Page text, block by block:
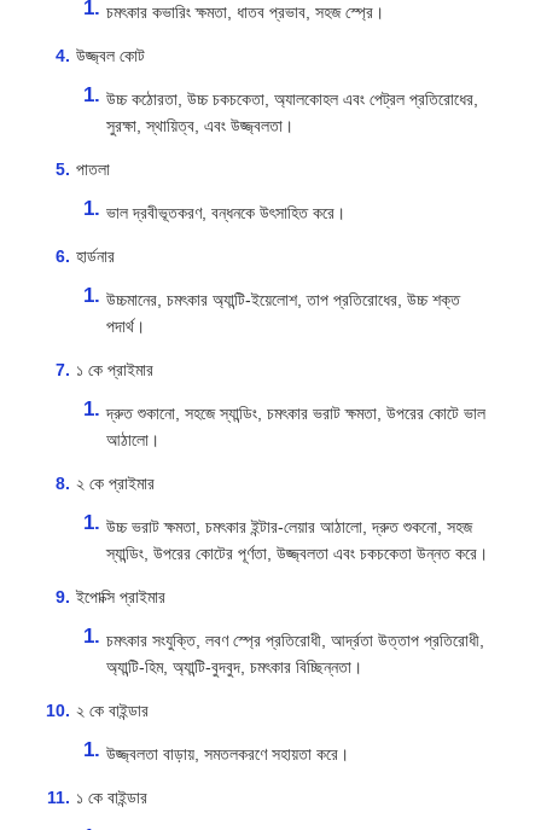
চমৎকার কভারিং ক্ষমতা, ধাতব প্রভাব, সহজ স্প্রে।
উজ্জ্বল কোট
উচ্চ কঠোরতা, উচ্চ চকচকেতা, অ্যালকোহল এবং পেট্রল প্রতিরোধের,
সুরক্ষা, স্থায়িত্ব, এবং উজ্জ্বলতা।
পাতলা
ভাল দ্রবীভূতকরণ, বন্ধনকে উৎসাহিত করে।
হার্ডনার
উচ্চমানের, চমৎকার অ্যান্টি-ইয়েলোশ, তাপ প্রতিরোধের, উচ্চ শক্ত
পদার্থ।
১ কে প্রাইমার
দ্রুত শুকানো, সহজে স্যান্ডিং, চমৎকার ভরাট ক্ষমতা, উপরের কোটে ভাল
আঠালো।
২ কে প্রাইমার
উচ্চ ভরাট ক্ষমতা, চমৎকার ইন্টার-লেয়ার আঠালো, দ্রুত শুকনো, সহজ
স্যান্ডিং, উপরের কোটের পূর্ণতা, উজ্জ্বলতা এবং চকচকেতা উন্নত করে।
ইপোক্সি প্রাইমার
চমৎকার সংযুক্তি, লবণ স্প্রে প্রতিরোধী, আর্দ্রতা উত্তাপ প্রতিরোধী,
অ্যান্টি-হিম, অ্যান্টি-বুদবুদ, চমৎকার বিচ্ছিন্নতা।
২ কে বাইন্ডার
উজ্জ্বলতা বাড়ায়, সমতলকরণে সহায়তা করে।
১ কে বাইন্ডার